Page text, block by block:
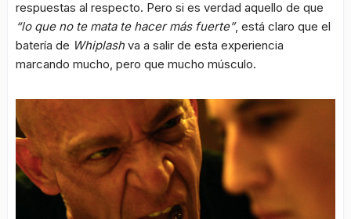
respuestas al respecto. Pero si es verdad aquello de que
“lo que no te mata te hacer más fuerte”, está claro que el
batería de Whiplashva a salir de esta experiencia
marcando mucho, pero que mucho músculo.